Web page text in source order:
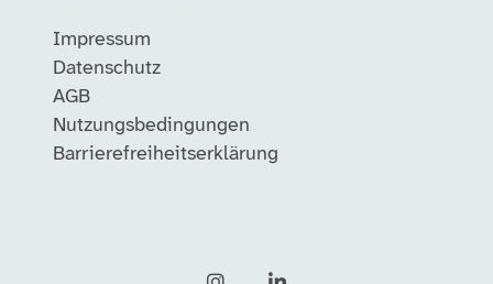
Impressum
Datenschutz
AGB
Nutzungsbedingungen
Barrierefreiheitserklärung